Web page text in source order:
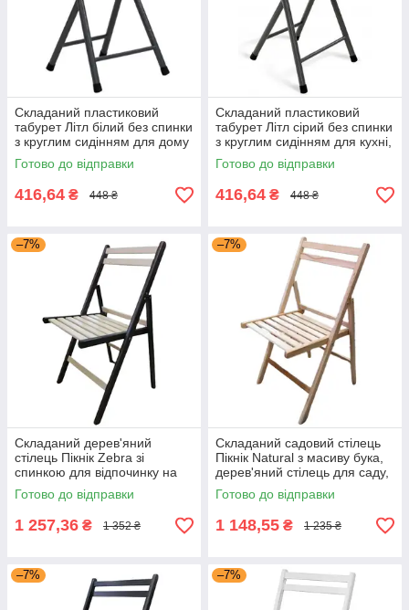
Складаний пластиковий
табурет Літл білий без спинки
з круглим сидінням для дому
та саду Мікс Мебель
Готово до відправки
416,64 ₴ 448 ₴
Складаний пластиковий
табурет Літл сірий без спинки
з круглим сидінням для кухні,
дому та дачі Мікс Мебель
Готово до відправки
416,64 ₴ 448 ₴
–7%
Складаний дерев'яний
стілець Пікнік Zebra зі
спинкою для відпочинку на
природі, портативний
туристичний стілець Мікс
Мебель
Готово до відправки
1 257,36 ₴ 1 352 ₴
–7%
Складаний садовий стілець
Пікнік Natural з масиву бука,
дерев'яний стілець для саду,
дачі та літнього кафе Мікс
Мебель
Готово до відправки
1 148,55 ₴ 1 235 ₴
–7% –7%